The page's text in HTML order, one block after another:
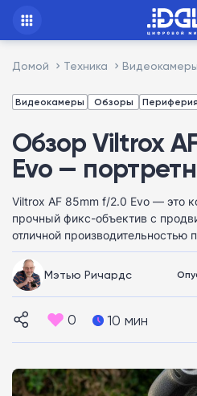
Домой Техника Видеокамеры
Видеокамеры Обзоры Периферия
Обзор Viltrox
Evo —
Viltrox AF 85mm f/2.0 Evo — это
прочный фикс-объектив с
отличной производительностью
Мэтью Ричардс
0 10 мин